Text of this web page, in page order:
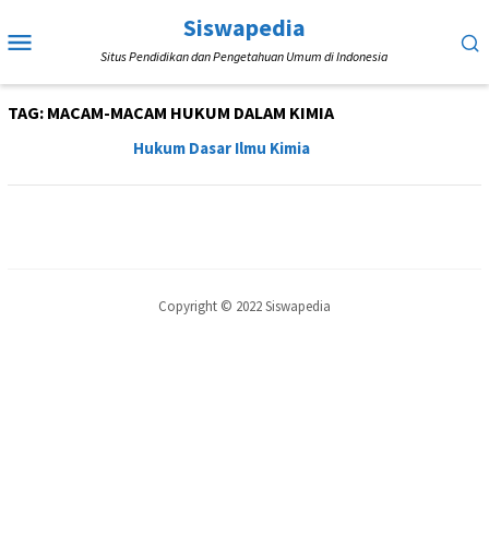
ke
Mobile
Siswapedia
Situs Pendidikan dan Pengetahuan Umum di Indonesia
TAG: MACAM-MACAM HUKUM DALAM KIMIA
Hukum Dasar Ilmu Kimia
Copyright © 2022 Siswapedia